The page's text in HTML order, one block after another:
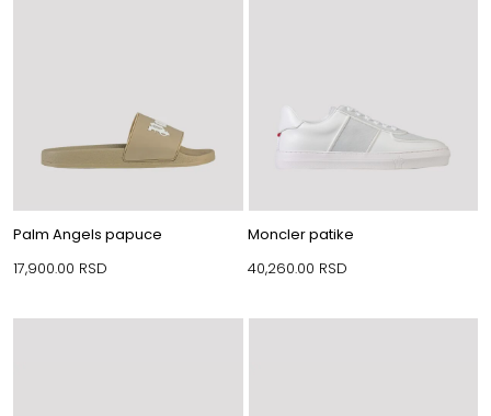
Palm Angels papuce
17,900.00 RSD
Moncler patike
40,260.00 RSD